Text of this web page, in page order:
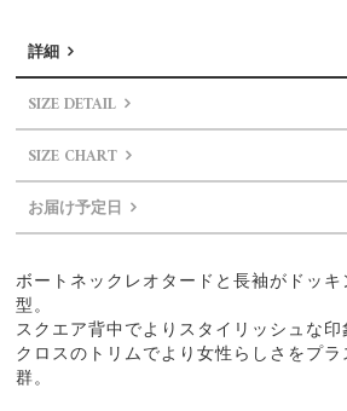
詳細
SIZE DETAIL
SIZE CHART
お届け予定日
ボートネックレオタードと長袖がドッ
型。
スクエア背中でよりスタイリッシュな印
クロスのトリムでより女性らしさをプ
群。